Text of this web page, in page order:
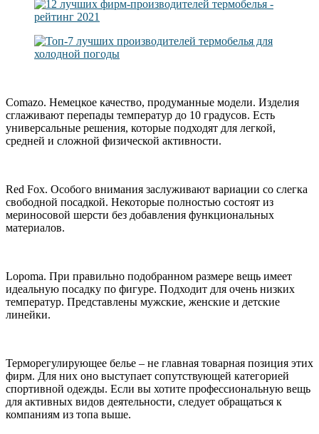
Comazo. Немецкое качество, продуманные модели. Изделия
сглаживают перепады температур до 10 градусов. Есть
универсальные решения, которые подходят для легкой,
средней и сложной физической активности.
Red Fox. Особого внимания заслуживают вариации со слегка
свободной посадкой. Некоторые полностью состоят из
мериносовой шерсти без добавления функциональных
материалов.
Lopoma. При правильно подобранном размере вещь имеет
идеальную посадку по фигуре. Подходит для очень низких
температур. Представлены мужские, женские и детские
линейки.
Терморегулирующее белье – не главная товарная позиция этих
фирм. Для них оно выступает сопутствующей категорией
спортивной одежды. Если вы хотите профессиональную вещь
для активных видов деятельности, следует обращаться к
компаниям из топа выше.